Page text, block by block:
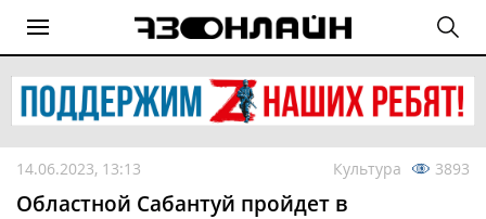
14.06.2023, 13:13 Культура 3893
Областной Сабантуй пройдет в